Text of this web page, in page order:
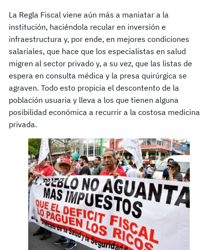
La Regla Fiscal viene aún más a maniatar a la
institución, haciéndola recular en inversión e
infraestructura y, por ende, en mejores condiciones
salariales, que hace que los especialistas en salud
migren al sector privado y, a su vez, que las listas de
espera en consulta médica y la presa quirúrgica se
agraven. Todo esto propicia el descontento de la
población usuaria y lleva a los que tienen alguna
posibilidad económica a recurrir a la costosa medicina
privada.